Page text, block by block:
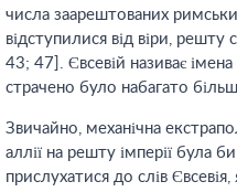
числа заарештованих
відступилися від віри,
43; 47]. Євсевій називає
страчено було набагато
Звичайно, механічна
аллії на решту імперії була
прислухатися до слів